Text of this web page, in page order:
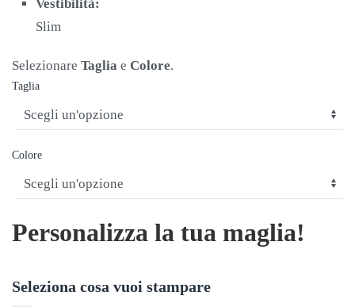
Vestibilità:
Slim
Selezionare Taglia e Colore.
Taglia
Colore
Personalizza la tua maglia!
Seleziona cosa vuoi stampare